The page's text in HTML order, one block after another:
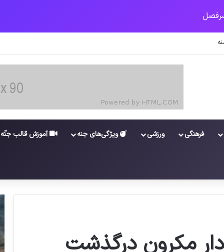
و مستمری بگیران تامین اجتماعی
فرهنگی ورزشی ویژگی‌های جنه آموزش قالب جنّه
مکرون درگذشت